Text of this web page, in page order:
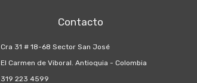
Contacto
Cra 31 # 18-68 Sector San José
El Carmen de Viboral. Antioquia - Colombia
319 223 4599